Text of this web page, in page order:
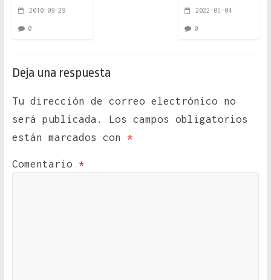
2010-09-29
0
2022-05-04
0
Deja una respuesta
Tu dirección de correo electrónico no
será publicada.
Los campos obligatorios
están marcados con *
Comentario *